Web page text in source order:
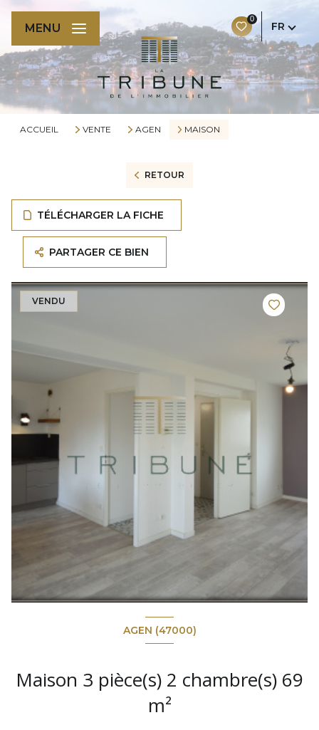
0
FR
MENU
ACCUEIL VENTE AGEN MAISON
RETOUR
TÉLÉCHARGER LA FICHE
PARTAGER CE BIEN
VENDU
AGEN (47000)
Maison 3 pièce(s) 2 chambre(s) 69
m²